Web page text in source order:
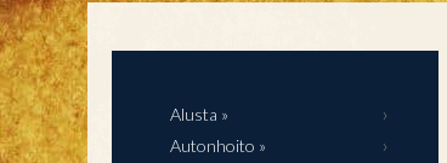
Alusta »
Autonhoito »